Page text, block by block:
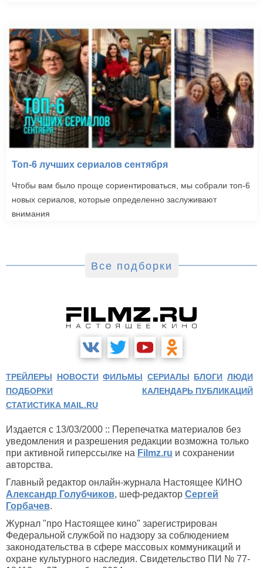
Топ-6 лучших сериалов сентября
Чтобы вам было проще сориентироваться, мы собрали топ-6
новых сериалов, которые определенно заслуживают
внимания
Все подборки
ТРЕЙЛЕРЫ НОВОСТИ ФИЛЬМЫ СЕРИАЛЫ БЛОГИ ЛЮДИ
ПОДБОРКИ
КАЛЕНДАРЬ ПУБЛИКАЦИЙ
СТАТИСТИКА MAIL.RU
Издается с 13/03/2000 :: Перепечатка материалов без
уведомления и разрешения редакции возможна только
при активной гиперссылке на Filmz.ru и сохранении
авторства.
Главный редактор онлайн-журнала Настоящее КИНО
Александр Голубчиков, шеф-редактор Сергей
Горбачев.
Журнал "про Настоящее кино" зарегистрирован
Федеральной службой по надзору за соблюдением
законодательства в сфере массовых коммуникаций и
охране культурного наследия. Свидетельство ПИ № 77-